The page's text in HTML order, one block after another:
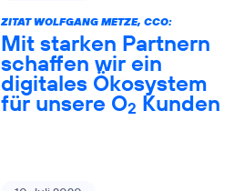
ZITAT WOLFGANG METZE, CCO:
Mit starken Partnern
schaffen wir ein
digitales Ökosystem
für unsere O2 Kunden